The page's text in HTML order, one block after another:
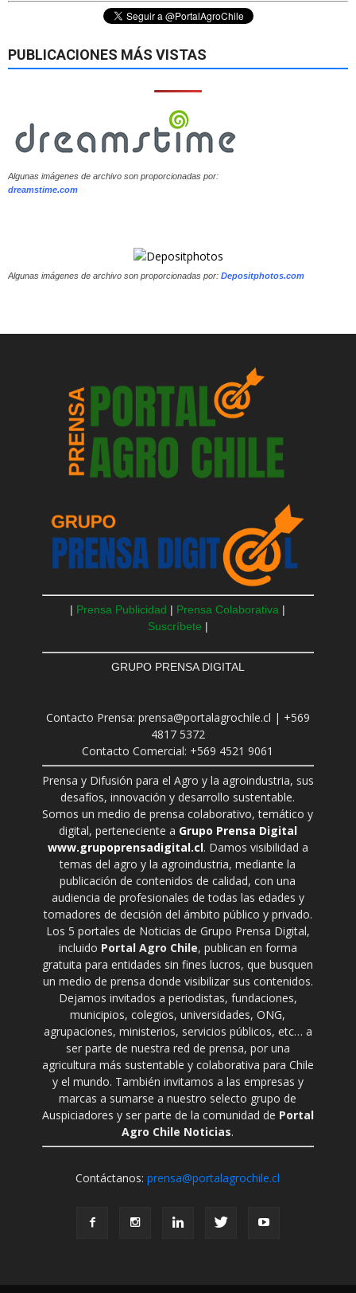
PUBLICACIONES MÁS VISTAS
Algunas imágenes de archivo son proporcionadas por:
dreamstime.com
Algunas imágenes de archivo son proporcionadas por: Depositphotos.com
| Prensa Publicidad | Prensa Colaborativa |
Suscríbete |
GRUPO PRENSA DIGITAL
Contacto Prensa: prensa@portalagrochile.cl | +569
4817 5372
Contacto Comercial: +569 4521 9061
Prensa y Difusión para el Agro y la agroindustria, sus
desafíos, innovación y desarrollo sustentable.
Somos un medio de prensa colaborativo, temático y
digital, perteneciente a Grupo Prensa Digital
www.grupoprensadigital.cl. Damos visibilidad a
temas del agro y la agroindustria, mediante la
publicación de contenidos de calidad, con una
audiencia de profesionales de todas las edades y
tomadores de decisión del ámbito público y privado.
Los 5 portales de Noticias de Grupo Prensa Digital,
incluido Portal Agro Chile, publican en forma
gratuita para entidades sin fines lucros, que busquen
un medio de prensa donde visibilizar sus contenidos.
Dejamos invitados a periodistas, fundaciones,
municipios, colegios, universidades, ONG,
agrupaciones, ministerios, servicios públicos, etc… a
ser parte de nuestra red de prensa, por una
agricultura más sustentable y colaborativa para Chile
y el mundo. También invitamos a las empresas y
marcas a sumarse a nuestro selecto grupo de
Auspiciadores y ser parte de la comunidad de Portal
Agro Chile Noticias.
Contáctanos:prensa@portalagrochile.cl